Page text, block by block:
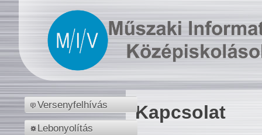
Versenyfelhívás
Lebonyolítás
Kapcsolat